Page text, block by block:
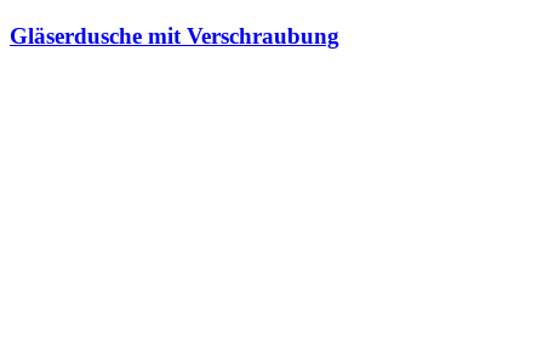
Gläserdusche mit Verschraubung